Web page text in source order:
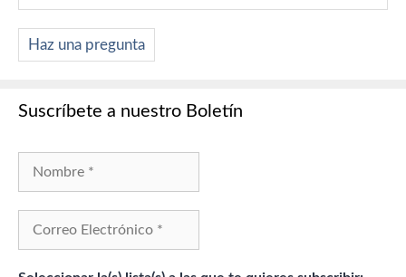
Haz una pregunta
Suscríbete a nuestro Boletín